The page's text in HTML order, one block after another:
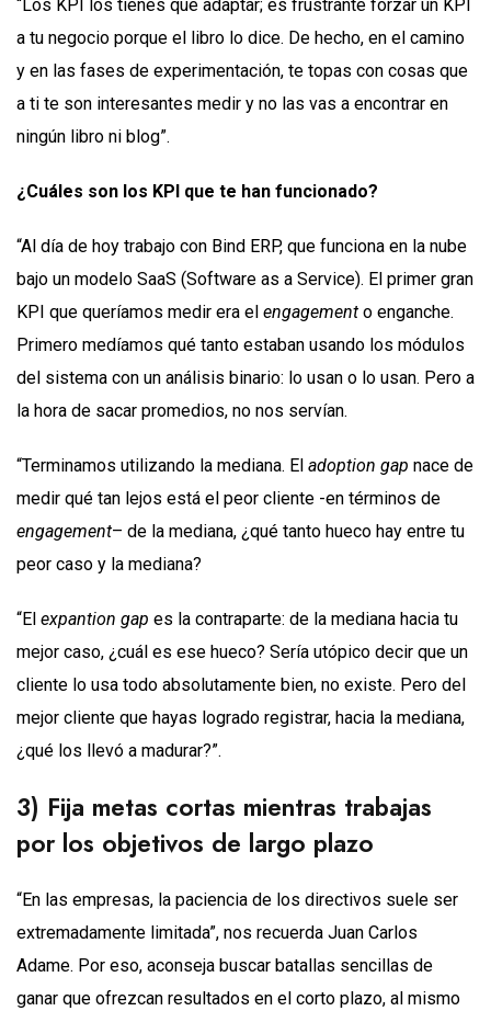
“Los KPI los tienes que adaptar; es frustrante forzar un KPI
a tu negocio porque el libro lo dice. De hecho, en el camino
y en las fases de experimentación, te topas con cosas que
a ti te son interesantes medir y no las vas a encontrar en
ningún libro ni blog”.
¿Cuáles son los KPI que te han funcionado?
“Al día de hoy trabajo con Bind ERP, que funciona en la nube
bajo un modelo SaaS (Software as a Service). El primer gran
KPI que queríamos medir era el engagement o enganche.
Primero medíamos qué tanto estaban usando los módulos
del sistema con un análisis binario: lo usan o lo usan. Pero a
la hora de sacar promedios, no nos servían.
“Terminamos utilizando la mediana. El adoption gap nace de
medir qué tan lejos está el peor cliente -en términos de
engagement– de la mediana, ¿qué tanto hueco hay entre tu
peor caso y la mediana?
“El expantion gap es la contraparte: de la mediana hacia tu
mejor caso, ¿cuál es ese hueco? Sería utópico decir que un
cliente lo usa todo absolutamente bien, no existe. Pero del
mejor cliente que hayas logrado registrar, hacia la mediana,
¿qué los llevó a madurar?”.
3) Fija metas cortas mientras trabajas
por los objetivos de largo plazo
“En las empresas, la paciencia de los directivos suele ser
extremadamente limitada”, nos recuerda Juan Carlos
Adame. Por eso, aconseja buscar batallas sencillas de
ganar que ofrezcan resultados en el corto plazo, al mismo